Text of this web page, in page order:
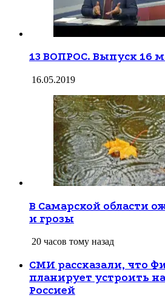
13 ВОПРОС. Выпуск 16
16.05.2019
В Самарской области
и грозы
20 часов тому назад
СМИ рассказали, что
планирует устроить
Россией